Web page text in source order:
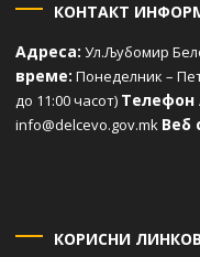
КОНТАКТ
Адреса: Ул.Љубомир
време: Понеделник –
до 11:00 часот) Телефон
info@delcevo.gov.mk Веб
КОРИСНИ